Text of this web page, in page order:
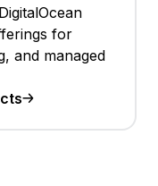
for
and managed